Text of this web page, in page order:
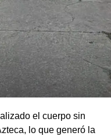
el cuerpo sin
lo que generó la